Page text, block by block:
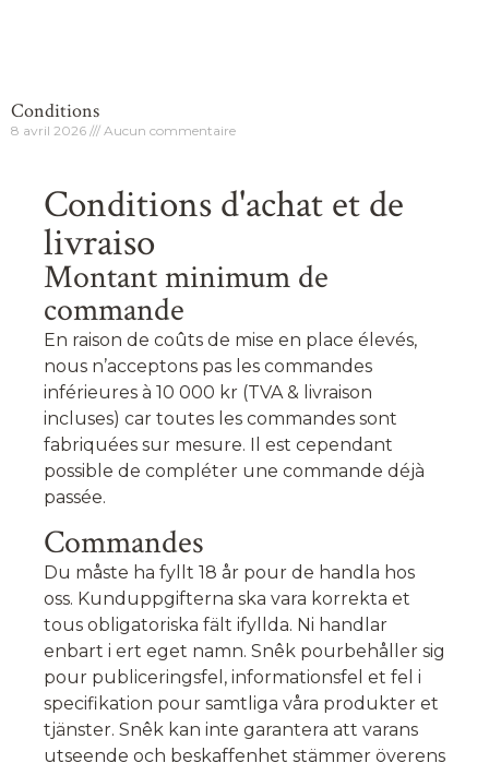
Conditions
8 avril 2026 Aucun commentaire
Conditions d'achat et de
livraiso
Montant minimum de
commande
En raison de coûts de mise en place élevés,
nous n’acceptons pas les commandes
inférieures à 10 000 kr (TVA & livraison
incluses) car toutes les commandes sont
fabriquées sur mesure. Il est cependant
possible de compléter une commande déjà
passée.
Commandes
Du måste ha fyllt 18 år pour de handla hos
oss. Kunduppgifterna ska vara korrekta et
tous obligatoriska fält ifyllda. Ni handlar
enbart i ert eget namn. Snêk pourbehåller sig
pour publiceringsfel, informationsfel et fel i
specifikation pour samtliga våra produkter et
tjänster. Snêk kan inte garantera att varans
utseende och beskaffenhet stämmer överens